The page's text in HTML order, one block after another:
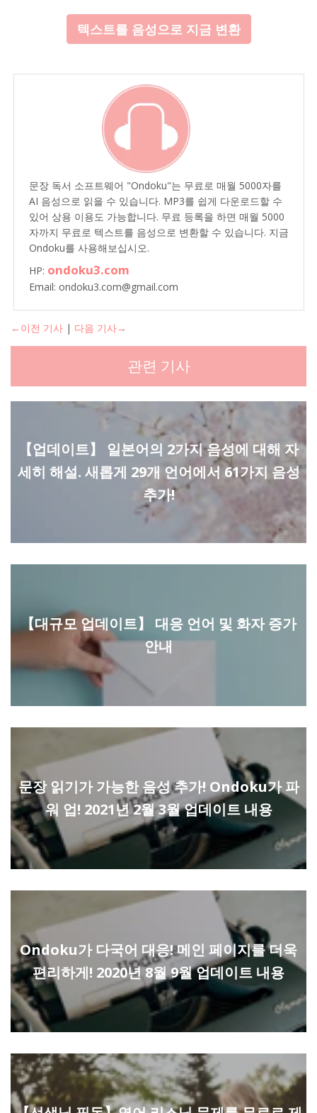
텍스트를 음성으로 지금 변환
문장 독서 소프트웨어 "Ondoku"는 무료로 매월 5000자를
AI 음성으로 읽을 수 있습니다. MP3를 쉽게 다운로드할 수
있어 상용 이용도 가능합니다. 무료 등록을 하면 매월 5000
자까지 무료로 텍스트를 음성으로 변환할 수 있습니다. 지금
Ondoku를 사용해보십시오.
HP: ondoku3.com
Email: ondoku3.com@gmail.com
←이전 기사 | 다음 기사→
관련 기사
【업데이트】 일본어의 2가지 음성에 대해 자
세히 해설. 새롭게 29개 언어에서 61가지 음성
추가!
【대규모 업데이트】 대응 언어 및 화자 증가
안내
문장 읽기가 가능한 음성 추가! Ondoku가 파
워 업! 2021년 2월 3월 업데이트 내용
Ondoku가 다국어 대응! 메인 페이지를 더욱
편리하게! 2020년 8월 9월 업데이트 내용